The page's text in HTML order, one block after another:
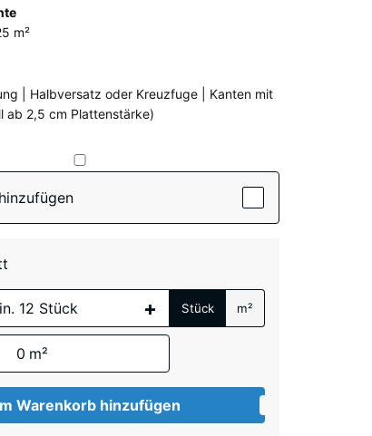
Schiefergrau
m²
| Halbversatz oder Kreuzfuge | Kanten mit
ab 2,5 cm Plattenstärke)
+ Stück m²
0 m²
Warenkorb hinzufügen